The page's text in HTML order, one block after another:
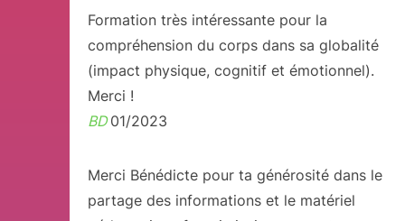
Formation très intéressante pour la
compréhension du corps dans sa globalité
(impact physique, cognitif et émotionnel).
Merci !
BD01/2023
Merci Bénédicte pour ta générosité dans le
partage des informations et le matériel